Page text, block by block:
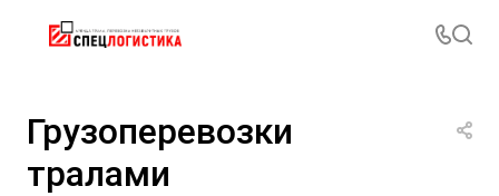
Грузоперевозки
тралами